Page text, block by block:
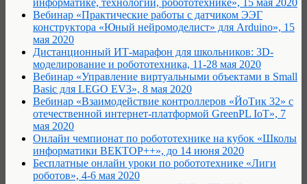
информатике, технологии, робототехнике», 15 мая 2020
Вебинар «Практические работы с датчиком ЭЭГ
конструктора «Юный нейромоделист» для Arduino», 15
мая 2020
Дистанционный ИТ-марафон для школьников: 3D-
моделирование и робототехника, 11-28 мая 2020
Вебинар «Управление виртуальными объектами в Small
Basic для LEGO EV3», 8 мая 2020
Вебинар «Взаимодействие контроллеров «ЙоТик 32» с
отечественной интернет-платформой GreenPL IoT», 7
мая 2020
Онлайн чемпионат по робототехнике на кубок «Школы
информатики ВЕКТОР++», до 14 июня 2020
Бесплатные онлайн уроки по робототехнике «Лиги
роботов», 4-6 мая 2020